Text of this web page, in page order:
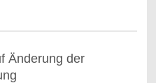
Änderung der